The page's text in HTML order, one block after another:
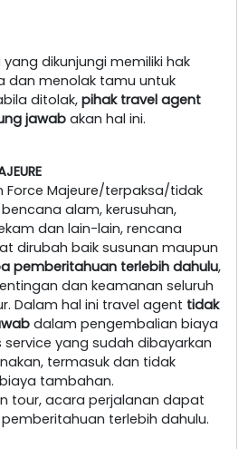
dikunjungi memiliki hak
dan menolak tamu untuk
ditolak, pihak travel agent
jawab akan hal ini.
Force Majeure/terpaksa/tidak
alam, kerusuhan,
dan lain-lain, rencana
dirubah baik susunan maupun
pemberitahuan terlebih dahulu,
dan keamanan seluruh
Dalam hal ini travel agent tidak
dalam pengembalian biaya
yang sudah dibayarkan
termasuk dan tidak
tambahan.
tour, acara perjalanan dapat
terlebih dahulu.